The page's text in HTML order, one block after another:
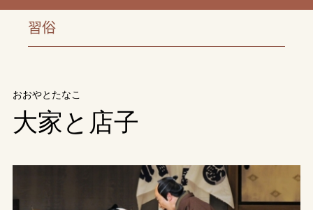
習俗
おおやとたなこ
大家と店子